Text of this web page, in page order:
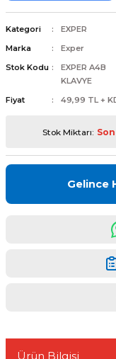
Kategori
EXPER
Marka
Exper
Stok Kodu
EXPER A4B
KLAVYE
Fiyat
49,99 TL +
Stok Miktarı:
Gelince
Ürün Bilgisi